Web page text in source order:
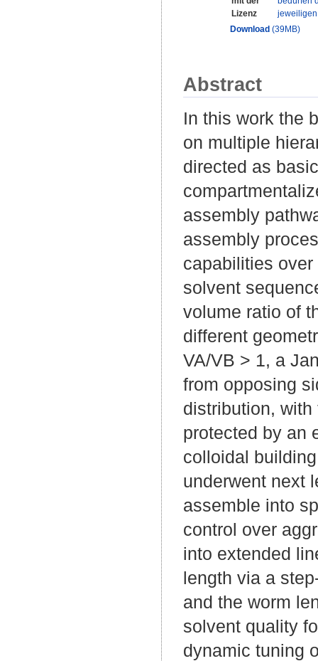
Lizenz
Download (39MB)
Abstract
In this work the
on multiple
directed as
assembly
assembly
capabilities
solvent
volume ratio of
different
VA/VB > 1, a
from opposing
distribution,
protected by an
colloidal
underwent next
assemble into
control over
into extended
length via a
and the worm
solvent quality
dynamic tuning